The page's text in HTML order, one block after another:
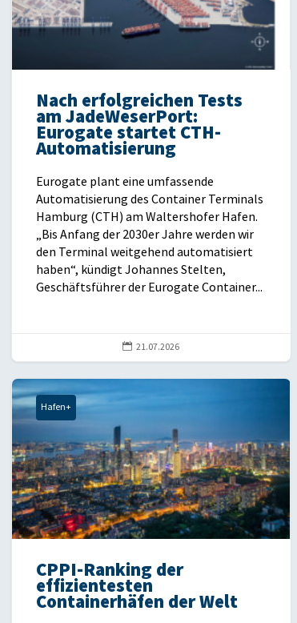
Nach erfolgreichen Tests
am JadeWeserPort:
Eurogate startet CTH-
Automatisierung
Eurogate plant eine umfassende
Automatisierung des Container Terminals
Hamburg (CTH) am Waltershofer Hafen.
„Bis Anfang der 2030er Jahre werden wir
den Terminal weitgehend automatisiert
haben“, kündigt Johannes Stelten,
Geschäftsführer der Eurogate Container...
 21.07.2026
Hafen+
CPPI-Ranking der
effizientesten
Containerhäfen der Welt